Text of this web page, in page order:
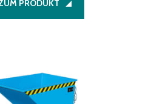
PRODUKT